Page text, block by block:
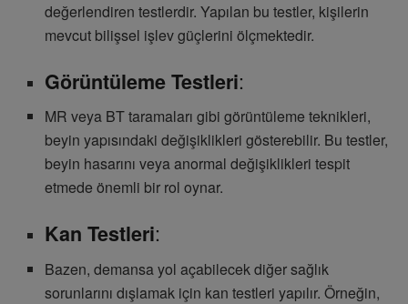
değerlendiren testlerdir. Yapılan bu testler, kişilerin
mevcut bilişsel işlev güçlerini ölçmektedir.
Görüntüleme Testleri:
MR veya BT taramaları gibi görüntüleme teknikleri,
beyin yapısındaki değişiklikleri gösterebilir. Bu testler,
beyin hasarını veya anormal değişiklikleri tespit
etmede önemli bir rol oynar.
Kan Testleri:
Bazen, demansa yol açabilecek diğer sağlık
sorunlarını dışlamak için kan testleri yapılır. Örneğin,